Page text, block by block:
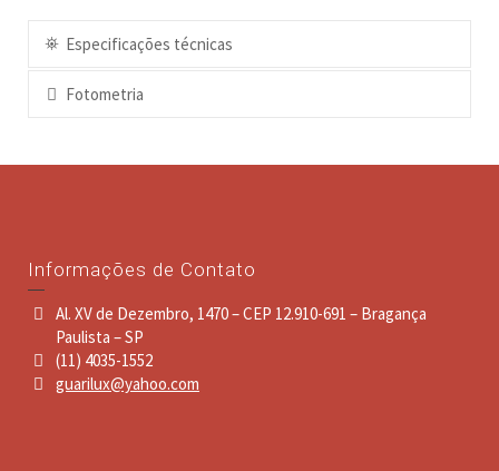
Especificações técnicas
Fotometria
Informações de Contato
Al. XV de Dezembro, 1470 – CEP 12.910-691 – Bragança
Paulista – SP
(11) 4035-1552
guarilux@yahoo.com